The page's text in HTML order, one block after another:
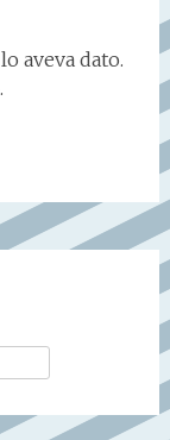
aveva dato.